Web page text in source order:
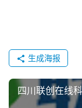
闲
游
戏
生成海报
四川联创在线